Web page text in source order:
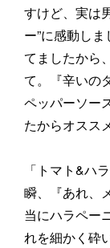
すけど、実は
ー”に感動し
てましたから
て。『辛いの
ペッパーソー
たからオスス
「トマト&ハ
瞬、『あれ、
当にハラペー
れを細かく砕